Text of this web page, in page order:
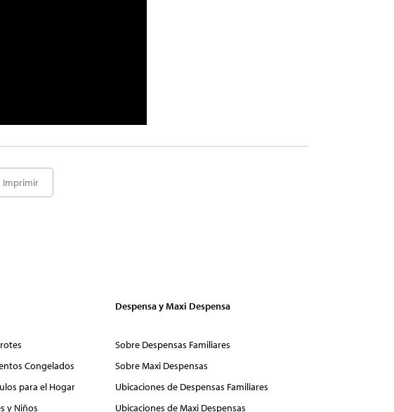
Imprimir
Congelados
para el Hogar
y Niños
Despensa y Maxi Despensa
Sobre Despensas Familiares
Sobre Maxi Despensas
Ubicaciones de Despensas Familiares
Ubicaciones de Maxi Despensas